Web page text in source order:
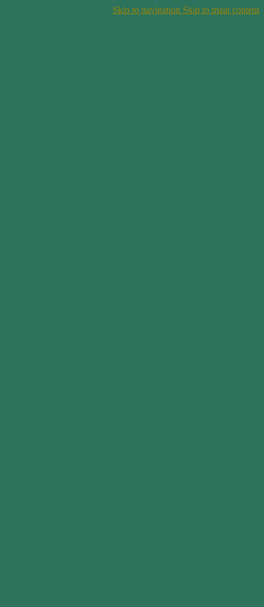
Skip to navigation Skip to main content